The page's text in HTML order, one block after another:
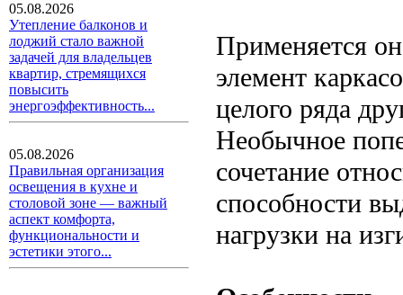
05.08.2026
Утепление балконов и
лоджий стало важной
задачей для владельцев
квартир, стремящихся
повысить
энергоэффективность...
05.08.2026
Правильная организация
освещения в кухне и
столовой зоне — важный
аспект комфорта,
функциональности и
эстетики этого...
Применяется
элемент
целого ряда
Необычное
сочетание
способности
нагрузки на